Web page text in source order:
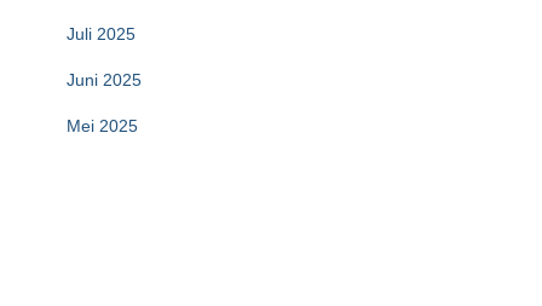
Juli 2025
Juni 2025
Mei 2025